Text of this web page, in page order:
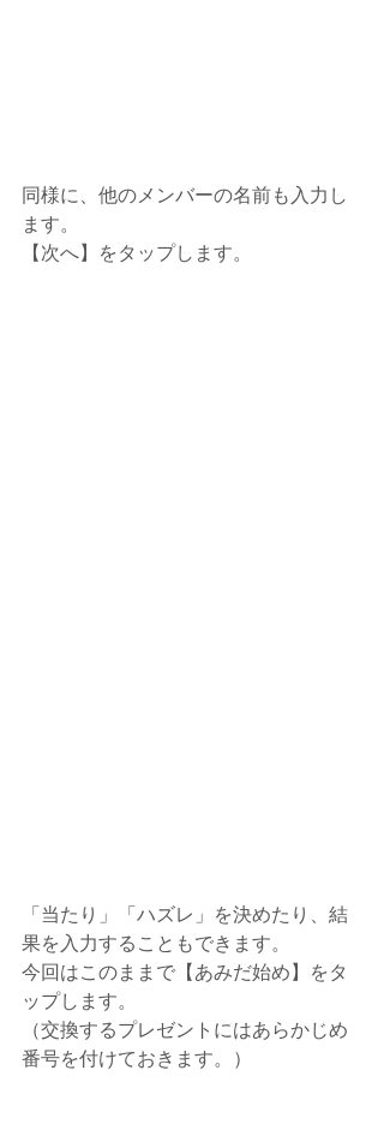
同様に、他のメンバーの名前も入力し
ます。
【次へ】をタップします。
「当たり」「ハズレ」を決めたり、結
果を入力することもできます。
今回はこのままで【あみだ始め】をタ
ップします。
（交換するプレゼントにはあらかじめ
番号を付けておきます。）